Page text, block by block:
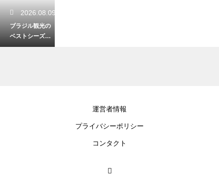
2026.08.09
ブラジル観光の
ベストシーズン
はいつ？旅行の
運営者情報
プライバシーポリシー
コンタクト